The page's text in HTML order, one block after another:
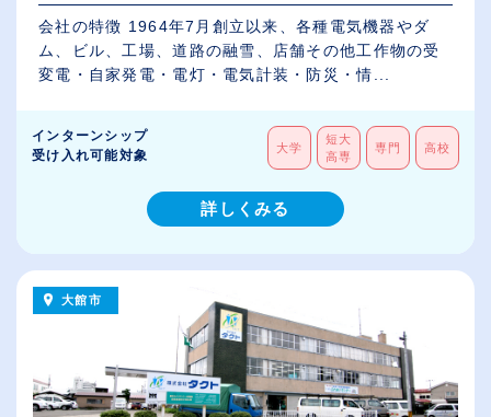
会社の特徴 1964年7月創立以来、各種電気機器やダ
ム、ビル、工場、道路の融雪、店舗その他工作物の受
変電・自家発電・電灯・電気計装・防災・情...
インターンシップ
受け入れ可能対象
大学
短大
高専
専門 高校
詳しくみる
大館市